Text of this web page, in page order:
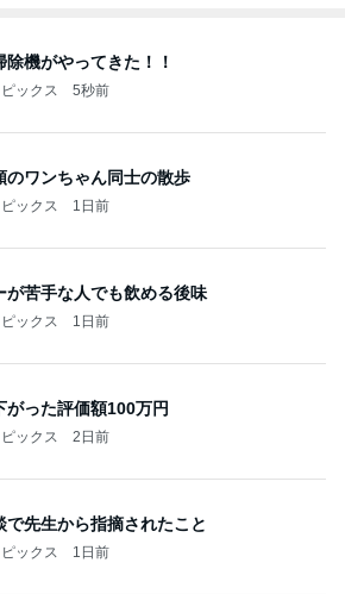
除機がやってきた！！
ックス 5秒前
のワンちゃん同士の散歩
ックス 1日前
が苦手な人でも飲める後味
ックス 1日前
がった評価額100万円
ックス 2日前
で先生から指摘されたこと
ックス 1日前